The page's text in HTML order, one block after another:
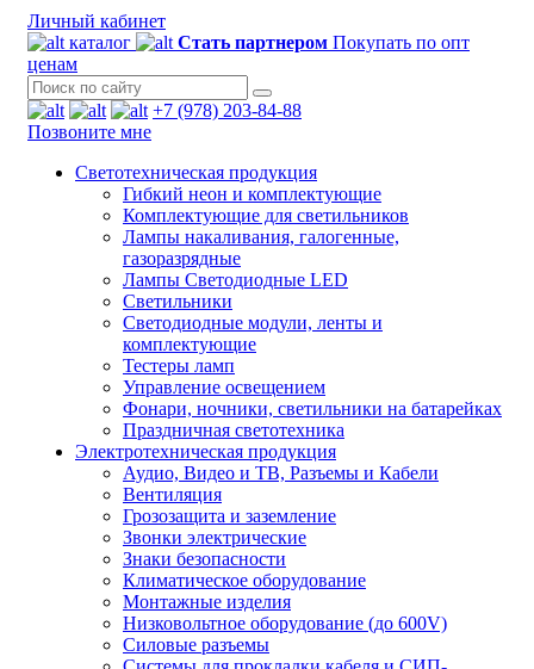
Личный кабинет
каталог
Стать партнером Покупать по опт
ценам
+7 (978) 203-84-88
Позвоните мне
Светотехническая продукция
Гибкий неон и комплектующие
Комплектующие для светильников
Лампы накаливания, галогенные,
газоразрядные
Лампы Светодиодные LED
Светильники
Светодиодные модули, ленты и
комплектующие
Тестеры ламп
Управление освещением
Фонари, ночники, светильники на батарейках
Праздничная светотехника
Электротехническая продукция
Аудио, Видео и ТВ, Разъемы и Кабели
Вентиляция
Грозозащита и заземление
Звонки электрические
Знаки безопасности
Климатическое оборудование
Монтажные изделия
Низковольтное оборудование (до 600V)
Силовые разъемы